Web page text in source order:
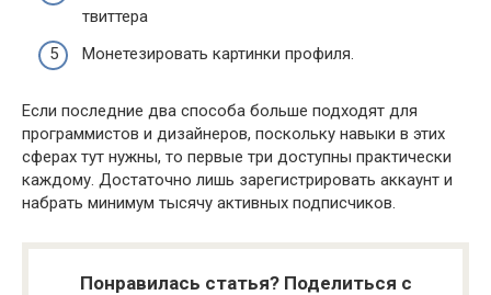
твиттера
Монетезировать картинки профиля.
Если последние два способа больше подходят для
программистов и дизайнеров, поскольку навыки в этих
сферах тут нужны, то первые три доступны практически
каждому. Достаточно лишь зарегистрировать аккаунт и
набрать минимум тысячу активных подписчиков.
Понравилась статья? Поделиться с